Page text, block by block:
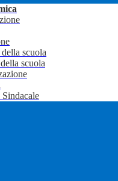
scuola
scuola
Sindacale